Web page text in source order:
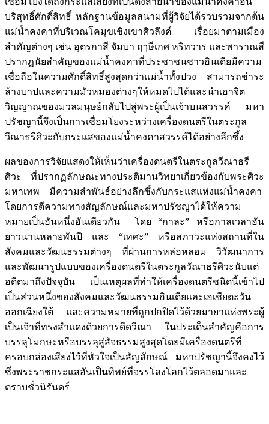
บริสุทธิ์ศักดิ์สิทธิ์ หลักฐานข้อมูลสนามที่ผู้วิจัยได้รวบรวมจากต้น
แม่น้ำคงคาที่บริเวณโคมุขเชิงเขาศิวลึงค์ เรื่อยมาตามเมือง
สำคัญต่างๆ เช่น อุตรกาสี จัมบา ฤๅษีเกศ หริทวาร และพาราณสี
ปรากฏนัยสำคัญของแม่น้ำคงคาที่ประชาชนชาวอินเดียมีความ
เชื่อถือในความศักดิ์สิทธิ์สูงสุดกว่าแม่น้ำทั้งปวง สามารถชำระ
ล้างบาปและความมัวหมองต่างๆให้หมดไปได้และนำเอาจิต
วิญญาณของมวลมนุษย์กลับไปสู่พระผู้เป็นเจ้าบนสวรรค์ มหา
ปรัชญานี้จึงเป็นการเชื่อมโยงระหว่างเครื่องดนตรีในตระกูล
วีณาธรีศิวะกับกระแสของแม่น้ำคงคาสวรรค์ได้อย่างลึกซึ้ง
ผลของการวิจัยแสดงให้เห็นว่าเครื่องดนตรีในตระกูลวีณาธรี
ศิวะ ที่ปรากฏลักษณะทางประติมานวิทยาเกี่ยวข้องกับพระศิวะ
มหาเทพ มีความสำพันธ์อย่างลึกซึ้งกับกระแสแห่งแม่น้ำคงคา
โดยการตีความทางสัญลักษณ์และมหาปรัชญาได้ให้ความ
หมายเป็นอันหนึ่งอันเดียวกัน โดย “กาละ” หรือกาลเวลาอัน
ยาวนานหลายพันปี และ “เทศะ” หรือสภาวะแห่งสถานที่ใน
สังคมและวัฒนธรรมต่างๆ ที่ผ่านการหล่อหลอม วิวัฒนาการ
และพัฒนารูปแบบของเครื่องดนตรีในตระกูลวัณาธรีศิวะนับแต่
อดีตมาถึงปัจจุบัน เป็นเหตุผลที่ทำให้เครื่องดนตรีชนิดนี้เข้าไป
เป็นส่วนหนึ่งของสังคมและวัฒนธรรมอินเดียและเอเชียตะวัน
ออกเฉียงใต้ และความหมายที่ถูกปกปิดไว้ด้วยมายาแห่งพระผู้
เป็นเจ้าที่ทรงสำแดงด้วยการดีดวีณา ในประเด็นสำคัญคือการ
บรรลุโมกษะหรือบรรลุสู่สัจธรรมสูงสุดโดยมีเครื่องดนตรีที่
ครอบกล่องเสียงไว้ที่หัวใจเป็นสัญลักษณ์ มหาปรัชญานี้จึงคงไว้
ซึ่งพระราชกระแสอันเป็นทิพย์ที่จรรโลงโลกไว้ตลอดมาและ
ตราบชั่วนิรันดร์